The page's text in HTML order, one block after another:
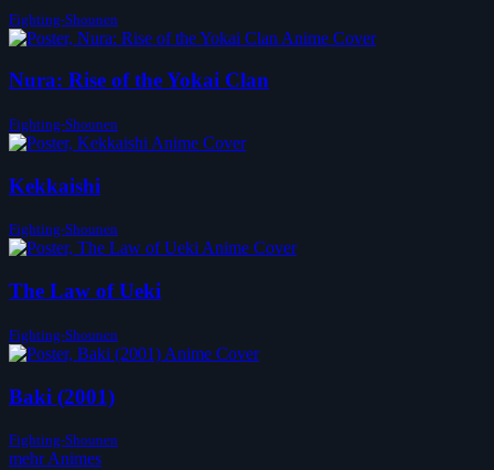
Fighting-Shounen
Nura: Rise of the Yokai Clan
Fighting-Shounen
Kekkaishi
Fighting-Shounen
The Law of Ueki
Fighting-Shounen
Baki (2001)
Fighting-Shounen
mehr Animes